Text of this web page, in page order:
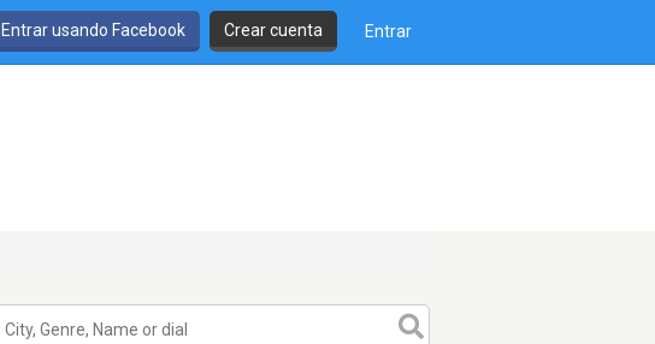
Entrar usando Facebook Crear cuenta Entrar